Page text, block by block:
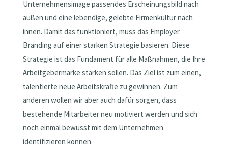
Unternehmensimage passendes Erscheinungsbild nach
außen und eine lebendige, gelebte Firmenkultur nach
innen. Damit das funktioniert, muss das Employer
Branding auf einer starken Strategie basieren. Diese
Strategie ist das Fundament für alle Maßnahmen, die Ihre
Arbeitgebermarke stärken sollen. Das Ziel ist zum einen,
talentierte neue Arbeitskräfte zu gewinnen. Zum
anderen wollen wir aber auch dafür sorgen, dass
bestehende Mitarbeiter neu motiviert werden und sich
noch einmal bewusst mit dem Unternehmen
identifizieren können.